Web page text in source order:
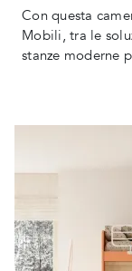
Con questa
Mobili, tra le
stanze moderne